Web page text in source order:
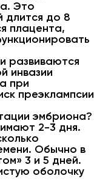
Это
длится до 8
плацента,
развиваются
инвазии
при
преэклампсии
эмбриона?
2-3 дня.
Обычно в
3 и 5 дней.
оболочку